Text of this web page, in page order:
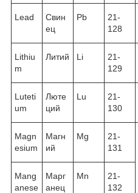
Lead
Свин
ец
Pb
21-
128
Lithiu
m
Литий Li
21-
129
Luteti
um
Люте
ций
Lu
21-
130
Magn
esium
Магн
ий
Mg
21-
131
Mang
anese
Марг
анец
Mn
21-
132